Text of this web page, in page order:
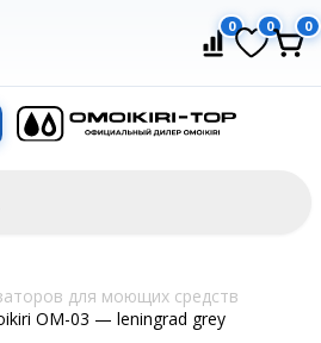
0 0 0
для моющих средств
OM-03 — leningrad grey